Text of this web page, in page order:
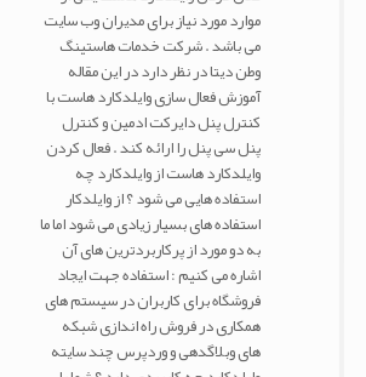
موارد مورد نیاز برای مدیران وب سایت
می باشد . شرکت خدمات هاستینگ
وطن دیتا در نظر دارد در این مقاله
آموزش فعال سازی وایلدکارد هاست با
کنترل پنل دایرکت ادمین و کنترل
پنل سی پنل را ارائه کند . فعال کردن
وایلدکارد هاست از وایلدکارد چه
استفاده هایی می شود ؟ از وایلدکار
استفاده های بسیار زیادی می شود اما ما
به دو مورد از پرکاربردترین های آن
اشاره می کنیم : استفاده جهت ایجاد
فروشگاه برای کاربران در سیستم های
همکاری در فروش راه اندازی شبکه
های وبلاگدهی و وردپرس چند سایته